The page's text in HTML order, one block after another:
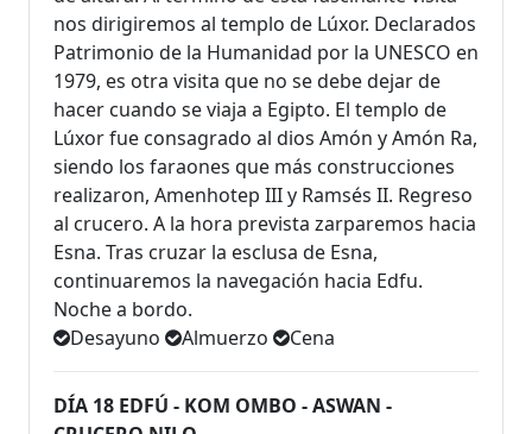
nos dirigiremos al templo de Lúxor. Declarados
Patrimonio de la Humanidad por la UNESCO en
1979, es otra visita que no se debe dejar de
hacer cuando se viaja a Egipto. El templo de
Lúxor fue consagrado al dios Amón y Amón Ra,
siendo los faraones que más construcciones
realizaron, Amenhotep III y Ramsés II. Regreso
al crucero. A la hora prevista zarparemos hacia
Esna. Tras cruzar la esclusa de Esna,
continuaremos la navegación hacia Edfu.
Noche a bordo.
Desayuno
Almuerzo Cena
DÍA 18 EDFÚ - KOM OMBO - ASWAN -